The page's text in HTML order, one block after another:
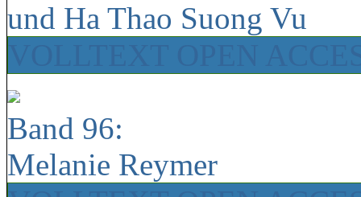
und Ha Thao Suong Vu
Band 96:
Melanie Reymer